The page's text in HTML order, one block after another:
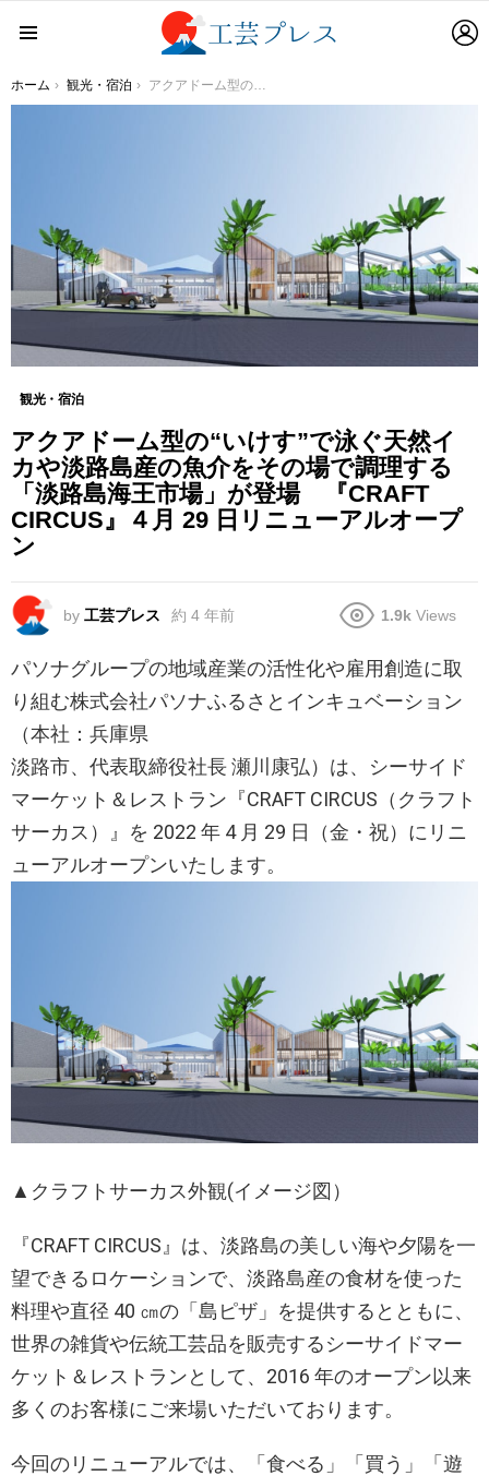
You are here:
ホーム 観光・宿泊 アクアドーム型の“いけす”で泳ぐ天然イカや淡路島産の魚介をその場で調理する「淡路島海王市場」が登場 『CRAFT CIRCUS』４月 29 日リニューアルオープン
観光・宿泊
アクアドーム型の“いけす”で泳ぐ天然イ
カや淡路島産の魚介をその場で調理する
「淡路島海王市場」が登場 『CRAFT
CIRCUS』４月 29 日リニューアルオープ
ン
by 工芸プレス 約 4 年前 1.9k Views
パソナグループの地域産業の活性化や雇用創造に取
り組む株式会社パソナふるさとインキュベーション
（本社：兵庫県
淡路市、代表取締役社長 瀬川康弘）は、シーサイド
マーケット＆レストラン『CRAFT CIRCUS（クラフト
サーカス）』を 2022 年 4 月 29 日（金・祝）にリニ
ューアルオープンいたします。
▲クラフトサーカス外観(イメージ図）
『CRAFT CIRCUS』は、淡路島の美しい海や夕陽を一
望できるロケーションで、淡路島産の食材を使った
料理や直径 40 ㎝の「島ピザ」を提供するとともに、
世界の雑貨や伝統工芸品を販売するシーサイドマー
ケット＆レストランとして、2016 年のオープン以来
多くのお客様にご来場いただいております。
今回のリニューアルでは、「食べる」「買う」「遊